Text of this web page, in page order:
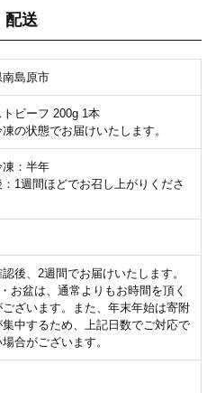
配送
島原市
トビーフ 200g 1本
の状態でお届けいたします。
：半年
：1週間ほどでお召し上がりくださ
認後、2週間でお届けいたします。
お盆は、通常よりもお時間を頂く
ざいます。また、年末年始は寄附
中するため、上記日数でご対応で
合がございます。